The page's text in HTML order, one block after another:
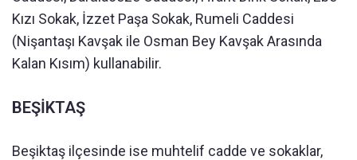
Kızı Sokak, İzzet Paşa Sokak, Rumeli Caddesi
(Nişantaşı Kavşak ile Osman Bey Kavşak Arasında
Kalan Kısım) kullanabilir.
BEŞİKTAŞ
Beşiktaş ilçesinde ise muhtelif cadde ve sokaklar,